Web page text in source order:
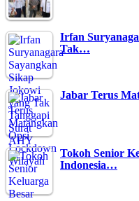
Irfan
Tak…
Jabar Terus
Tokoh Senior
Indonesia…